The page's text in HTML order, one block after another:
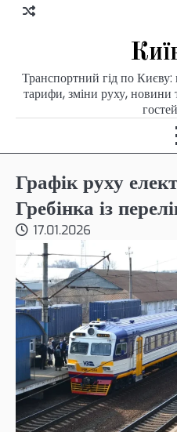
Транспортний гід по
тарифи, зміни руху, новини
Графік руху
Гребінка із
17.01.2026